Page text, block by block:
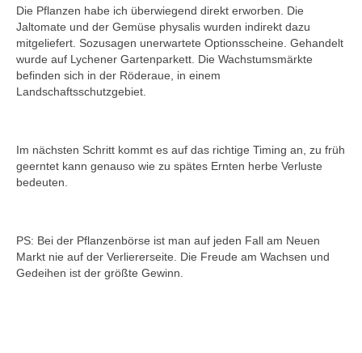
Die Pflanzen habe ich überwiegend direkt erworben. Die
Jaltomate und der Gemüse physalis wurden indirekt dazu
mitgeliefert. Sozusagen unerwartete Optionsscheine. Gehandelt
wurde auf Lychener Gartenparkett. Die Wachstumsmärkte
befinden sich in der Röderaue, in einem
Landschaftsschutzgebiet.
Im nächsten Schritt kommt es auf das richtige Timing an, zu früh
geerntet kann genauso wie zu spätes Ernten herbe Verluste
bedeuten.
PS: Bei der Pflanzenbörse ist man auf jeden Fall am Neuen
Markt nie auf der Verliererseite. Die Freude am Wachsen und
Gedeihen ist der größte Gewinn.